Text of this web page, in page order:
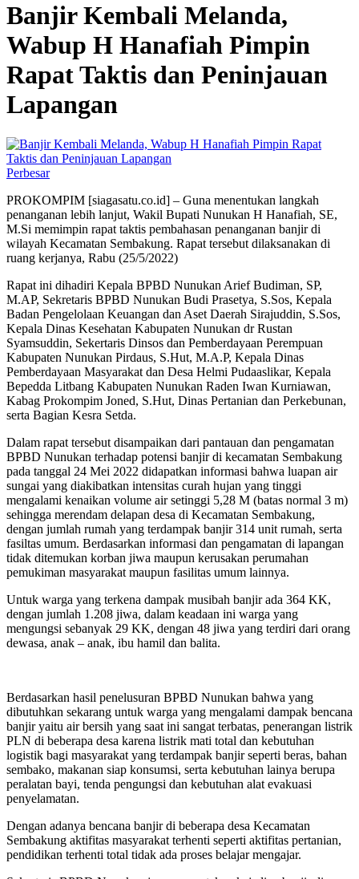
Banjir Kembali Melanda,
Wabup H Hanafiah Pimpin
Rapat Taktis dan Peninjauan
Lapangan
Perbesar
PROKOMPIM [siagasatu.co.id] – Guna menentukan langkah
penanganan lebih lanjut, Wakil Bupati Nunukan H Hanafiah, SE,
M.Si memimpin rapat taktis pembahasan penanganan banjir di
wilayah Kecamatan Sembakung. Rapat tersebut dilaksanakan di
ruang kerjanya, Rabu (25/5/2022)
Rapat ini dihadiri Kepala BPBD Nunukan Arief Budiman, SP,
M.AP, Sekretaris BPBD Nunukan Budi Prasetya, S.Sos, Kepala
Badan Pengelolaan Keuangan dan Aset Daerah Sirajuddin, S.Sos,
Kepala Dinas Kesehatan Kabupaten Nunukan dr Rustan
Syamsuddin, Sekertaris Dinsos dan Pemberdayaan Perempuan
Kabupaten Nunukan Pirdaus, S.Hut, M.A.P, Kepala Dinas
Pemberdayaan Masyarakat dan Desa Helmi Pudaaslikar, Kepala
Bepedda Litbang Kabupaten Nunukan Raden Iwan Kurniawan,
Kabag Prokompim Joned, S.Hut, Dinas Pertanian dan Perkebunan,
serta Bagian Kesra Setda.
Dalam rapat tersebut disampaikan dari pantauan dan pengamatan
BPBD Nunukan terhadap potensi banjir di kecamatan Sembakung
pada tanggal 24 Mei 2022 didapatkan informasi bahwa luapan air
sungai yang diakibatkan intensitas curah hujan yang tinggi
mengalami kenaikan volume air setinggi 5,28 M (batas normal 3 m)
sehingga merendam delapan desa di Kecamatan Sembakung,
dengan jumlah rumah yang terdampak banjir 314 unit rumah, serta
fasiltas umum. Berdasarkan informasi dan pengamatan di lapangan
tidak ditemukan korban jiwa maupun kerusakan perumahan
pemukiman masyarakat maupun fasilitas umum lainnya.
Untuk warga yang terkena dampak musibah banjir ada 364 KK,
dengan jumlah 1.208 jiwa, dalam keadaan ini warga yang
mengungsi sebanyak 29 KK, dengan 48 jiwa yang terdiri dari orang
dewasa, anak – anak, ibu hamil dan balita.
Berdasarkan hasil penelusuran BPBD Nunukan bahwa yang
dibutuhkan sekarang untuk warga yang mengalami dampak bencana
banjir yaitu air bersih yang saat ini sangat terbatas, penerangan listrik
PLN di beberapa desa karena listrik mati total dan kebutuhan
logistik bagi masyarakat yang terdampak banjir seperti beras, bahan
sembako, makanan siap konsumsi, serta kebutuhan lainya berupa
peralatan bayi, tenda pengungsi dan kebutuhan alat evakuasi
penyelamatan.
Dengan adanya bencana banjir di beberapa desa Kecamatan
Sembakung aktifitas masyarakat terhenti seperti aktifitas pertanian,
pendidikan terhenti total tidak ada proses belajar mengajar.